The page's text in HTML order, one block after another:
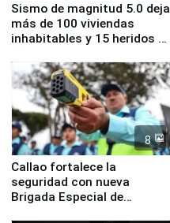
Sismo de magnitud 5.0 deja
más de 100 viviendas
inhabitables y 15 heridos en
8
Callao fortalece la
seguridad con nueva
Brigada Especial de